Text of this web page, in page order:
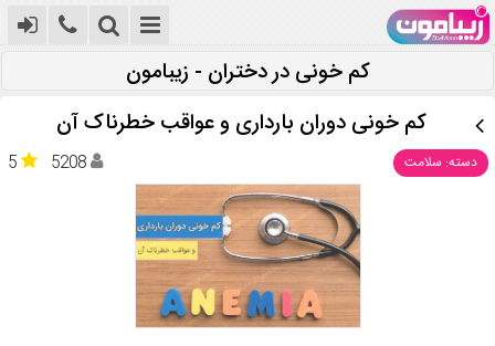
کم خونی در دختران - زیبامون
کم خونی دوران بارداری و عواقب خطرناک آن
دسته: سلامت 5 5208